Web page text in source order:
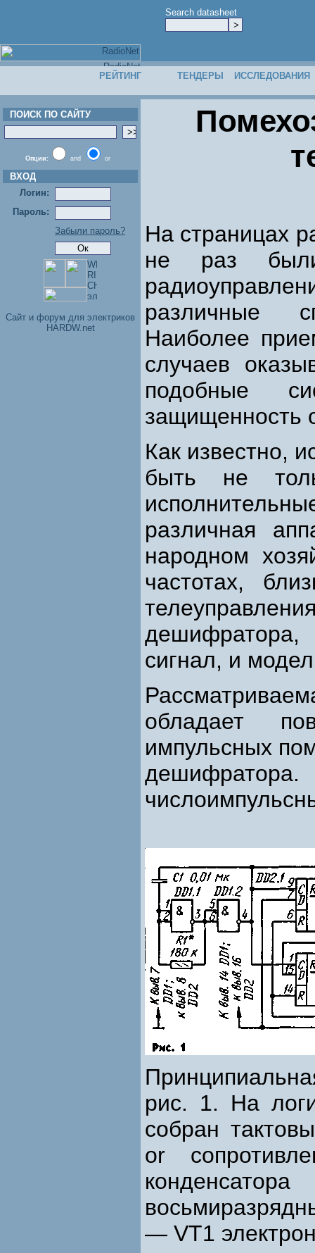
Search datasheet
РЕЙТИНГ ТЕНДЕРЫ ИССЛЕДОВАНИЯ
ПОИСК ПО САЙТУ
Опции: and or
ВХОД
Логин:
Пароль:
Забыли пароль?
Cайт и форум для электриков
HARDW.net
На страницах
не раз
различные
Наиболее
случаев
подобные
защищенность
Как известно,
быть не
различная
народном
частотах,
сигнал, и
обладает
импульсных
рис. 1. На
собран
or
— VT1